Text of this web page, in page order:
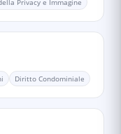
Privacy e Immagine
Diritto Condominiale